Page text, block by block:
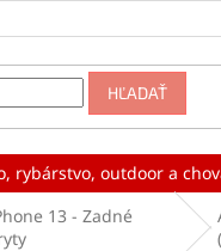
HĽADAŤ
rybárstvo, outdoor a
13 - Zadné